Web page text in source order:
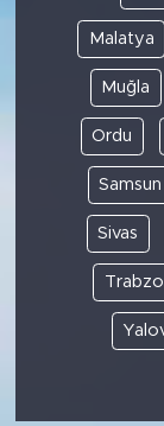
Malatya
Muğla
Ordu
Samsun
Sivas